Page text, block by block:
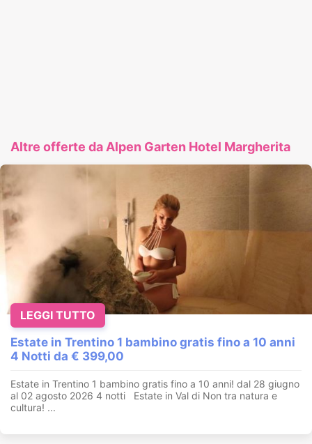
Altre offerte da Alpen Garten Hotel Margherita
Estate in Trentino 1 bambino gratis fino a 10 anni
4 Notti da € 399,00
Estate in Trentino 1 bambino gratis fino a 10 anni! dal 28 giugno
al 02 agosto 2026 4 notti Estate in Val di Non tra natura e
cultura! ...
LEGGI TUTTO